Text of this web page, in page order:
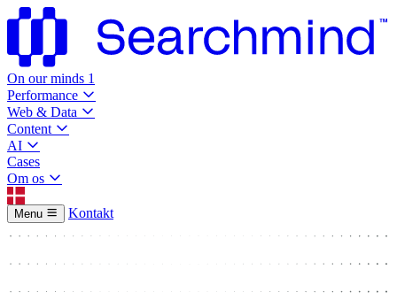
On our minds 1
Performance
Web & Data
Content
AI
Cases
Om os
Menu Kontakt